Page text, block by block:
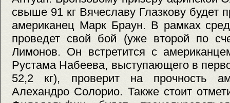
свыше 91 кг Вячеславу Глазкову будет
американец Марк Браун. В рамках
проведет свой бой (уже второй по
Лимонов. Он встретится с
Рустама Набеева, выступающего в
52,2 кг), проверит на прочность
Алехандро Солорио. Также стоит